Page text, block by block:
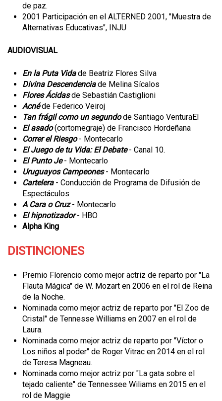
de paz.
2001 Participación en el ALTERNED 2001, "Muestra de
Alternativas Educativas", INJU
AUDIOVISUAL
En la Puta Vidade Beatriz Flores Silva
Divina Descendenciade Melina Sícalos
Flores Ácidasde Sebastián Castiglioni
Acnéde Federico Veiroj
Tan frágil como un segundode Santiago VenturaEl
El asado(cortomegraje) de Francisco Hordeñana
Correr el Riesgo- Montecarlo
El Juego de tu Vida: El Debate- Canal 10.
El Punto Je- Montecarlo
Uruguayos Campeones- Montecarlo
Cartelera - Conducción de Programa de Difusión de
Espectáculos
A Cara o Cruz- Montecarlo
El hipnotizador- HBO
Alpha King
DISTINCIONES
Premio Florencio como mejor actriz de reparto por "La
Flauta Mágica" de W. Mozart en 2006 en el rol de Reina
de la Noche.
Nominada como mejor actriz de reparto por "El Zoo de
Cristal" de Tennesse Williams en 2007 en el rol de
Laura.
Nominada como mejor actriz de reparto por "Víctor o
Los niños al poder" de Roger Vitrac en 2014 en el rol
de Teresa Magneau.
Nominada como mejor actriz por "La gata sobre el
tejado caliente" de Tennessee Wiliams en 2015 en el
rol de Maggie